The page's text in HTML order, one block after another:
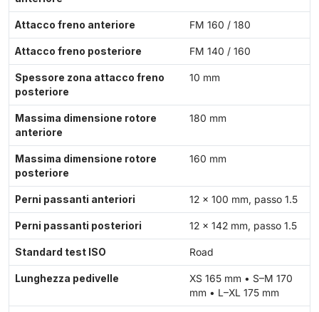
Attacco freno anteriore FM 160 / 180
Attacco freno posteriore FM 140 / 160
Spessore zona attacco freno
posteriore
10 mm
Massima dimensione rotore
anteriore
180 mm
Massima dimensione rotore
posteriore
160 mm
Perni passanti anteriori 12 × 100 mm, passo 1.5
Perni passanti posteriori 12 × 142 mm, passo 1.5
Standard test ISO Road
Lunghezza pedivelle
XS 165 mm • S–M 170
mm • L–XL 175 mm